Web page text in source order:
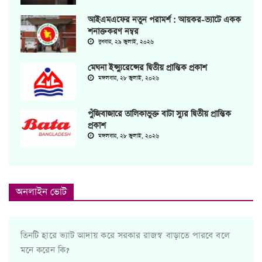
আইএমএফের নতুন পরামর্শ : আয়কর-ভ্যাটে একক
শনাক্তকরণ নম্বর
বুধবার, ২৯ জুলাই, ২০২৬
মেঘনা ইন্স্যুরেন্সের দ্বিতীয় প্রান্তিক প্রকাশ
মঙ্গলবার, ২৮ জুলাই, ২০২৬
পুঁজিবাজারে তালিকাভুক্ত বাটা স্যুর দ্বিতীয় প্রান্তিক
প্রকাশ
মঙ্গলবার, ২৮ জুলাই, ২০২৬
অনলাইন ভোট
তিনটি হারে ভ্যাট আদায় করে সরকার রাজস্ব বাড়াতে পারবে বলে
মনে করেন কি?